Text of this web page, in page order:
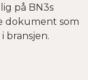
på BN3s
dokument som
bransjen.